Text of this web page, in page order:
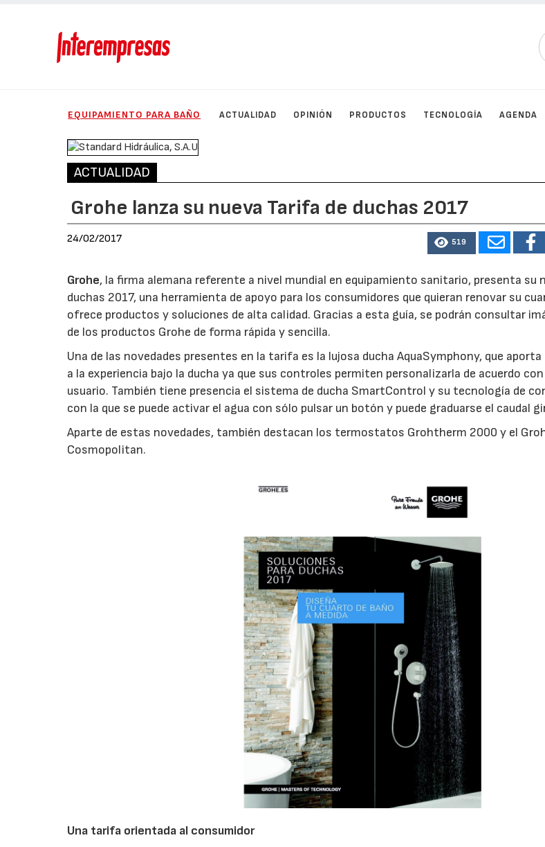
EQUIPAMIENTO PARA BAÑO ACTUALIDAD OPINIÓN PRODUCTOS TECNOLOGÍA AGENDA
ACTUALIDAD
Grohe lanza su nueva Tarifa de duchas 2017
24/02/2017 519
Grohe, la firma alemana referente a nivel mundial en equipamiento sanitario, presenta su
duchas 2017, una herramienta de apoyo para los consumidores que quieran renovar su
ofrece productos y soluciones de alta calidad. Gracias a esta guía, se podrán consultar
de los productos Grohe de forma rápida y sencilla.
Una de las novedades presentes en la tarifa es la lujosa ducha AquaSymphony, que
a la experiencia bajo la ducha ya que sus controles permiten personalizarla de acuerdo
usuario. También tiene presencia el sistema de ducha SmartControl y su tecnología de
con la que se puede activar el agua con sólo pulsar un botón y puede graduarse el caudal
Aparte de estas novedades, también destacan los termostatos Grohtherm 2000 y el
Cosmopolitan.
Una tarifa orientada al consumidor